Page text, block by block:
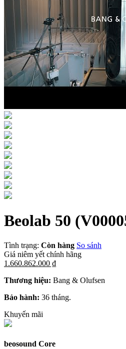
Beolab 50
Tình trạng: Còn hàng So sánh
Giá niêm yết chính hãng
1.660.862.000 ₫
Thương hiệu: Bang & Olufsen
Bảo hành: 36 tháng.
Khuyến mãi
beosound Core